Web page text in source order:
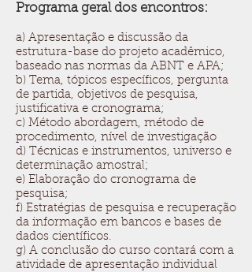
Programa geral dos encontros:
a) Apresentação e discussão da
estrutura-base do projeto acadêmico,
baseado nas normas da ABNT e APA;
b) Tema, tópicos específicos, pergunta
de partida, objetivos de pesquisa,
justificativa e cronograma;
c) Método abordagem, método de
procedimento, nível de investigação
d) Técnicas e instrumentos, universo e
determinação amostral;
e) Elaboração do cronograma de
pesquisa;
f) Estratégias de pesquisa e recuperação
da informação em bancos e bases de
dados científicos.
g) A conclusão do curso contará com a
atividade de apresentação individual